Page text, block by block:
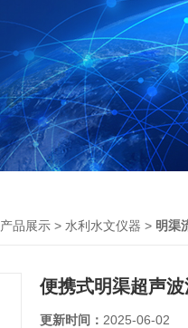
产品展示 > 水利水文仪器 > 明渠
便携式明渠超声
更新时间： 2025-06-02